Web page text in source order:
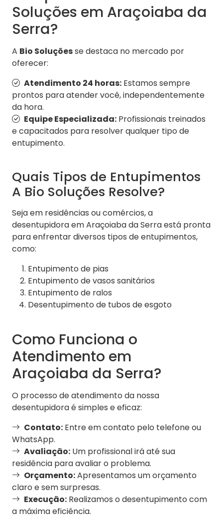
Soluções em Araçoiaba da
Serra?
A Bio Soluçõesse destaca no mercado por
oferecer:
Atendimento 24 horas: Estamos sempre
prontos para atender você, independentemente
da hora.
Equipe Especializada: Profissionais treinados
e capacitados para resolver qualquer tipo de
entupimento.
Quais Tipos de Entupimentos
A Bio Soluções Resolve?
Seja em residências ou comércios, a
desentupidora em Araçoiaba da Serra está pronta
para enfrentar diversos tipos de entupimentos,
como:
Entupimento de pias
Entupimento de vasos sanitários
Entupimento de ralos
Desentupimento de tubos de esgoto
Como Funciona o
Atendimento em
Araçoiaba da Serra?
O processo de atendimento da nossa
desentupidora é simples e eficaz:
Contato: Entre em contato pelo telefone ou
WhatsApp.
Avaliação: Um profissional irá até sua
residência para avaliar o problema.
Orçamento:Apresentamos um orçamento
claro e sem surpresas.
Execução: Realizamos o desentupimento com
a máxima eficiência.